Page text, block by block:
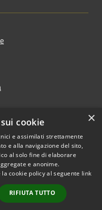
Le foto nelle pagine sono
concesse dagli autori
presenti supixabay.com
efreepik.com
×
cookie
e assimilati strettamente
e alla navigazione del sito,
al solo fine di elaborare
e anonime.
cookie policy al seguente link
RIFIUTA TUTTO